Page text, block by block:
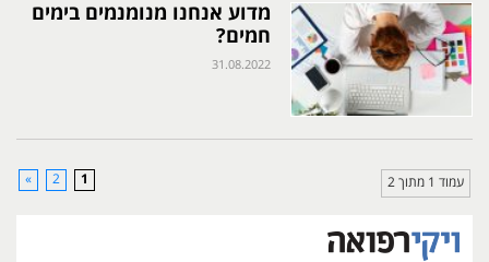
מדוע אנחנו מנומנמים בימים
חמים?
31.08.2022
עמוד 1 מתוך 2 1
2
»